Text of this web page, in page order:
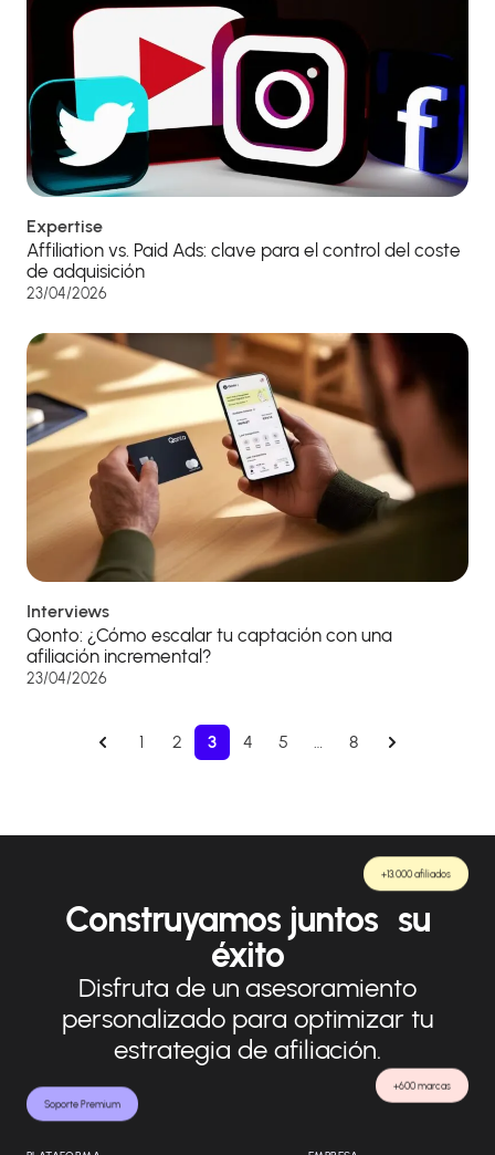
Expertise
Affiliation vs. Paid Ads: clave para el control del coste
de adquisición
23/04/2026
Interviews
Qonto: ¿Cómo escalar tu captación con una
afiliación incremental?
23/04/2026
1 2 3 4 5 … 8
Soporte Premium
+600 marcas
+13.000 afiliados
Construyamos juntos su
éxito
Disfruta de un asesoramiento
personalizado para optimizar tu
estrategia de afiliación.